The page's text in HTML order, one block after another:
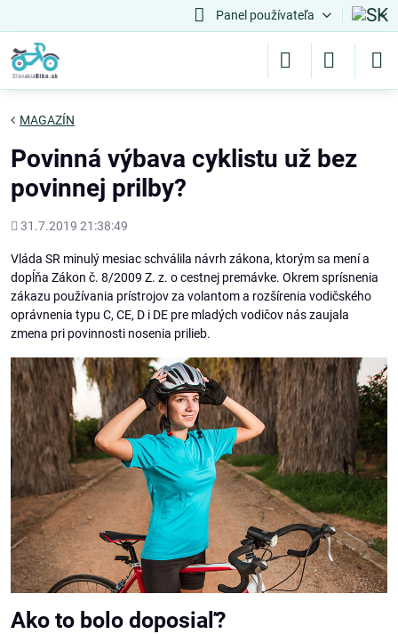
Panel používateľa
MAGAZÍN
Povinná výbava cyklistu už bez
povinnej prilby?
Pridané
31.7.2019 21:38:49
Vláda SR minulý mesiac schválila návrh zákona, ktorým sa mení a
dopĺňa Zákon č. 8/2009 Z. z. o cestnej premávke. Okrem sprísnenia
zákazu používania prístrojov za volantom a rozšírenia vodičského
oprávnenia typu C, CE, D i DE pre mladých vodičov nás zaujala
zmena pri povinnosti nosenia prilieb.
Ako to bolo doposiaľ?